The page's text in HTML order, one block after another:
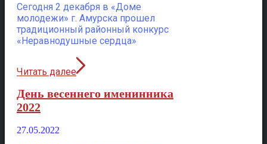
Сегодня 2 декабря в «Доме
молодежи» г. Амурска прошел
традиционный районный конкурс
«Неравнодушные сердца»
Читать далее
День весеннего именинника
2022
27.05.2022